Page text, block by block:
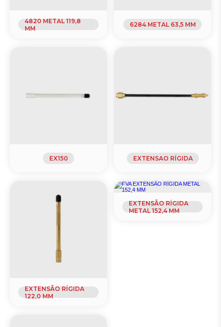
4820 METAL 119,8
MM
6284 METAL 63,5 MM
EX150 EXTENSAO RÍGIDA
EXTENSÃO RÍGIDA
122,0 MM
EXTENSÃO RÍGIDA
METAL 152,4 MM